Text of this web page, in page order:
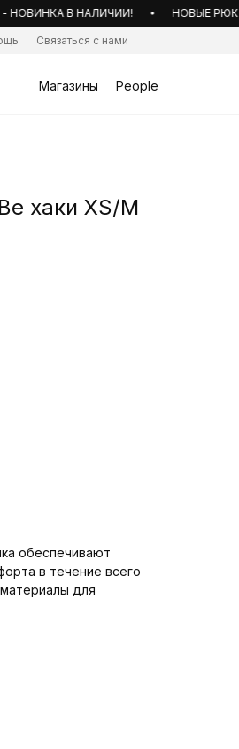
В НАЛИЧИИ! НОВЫЕ
People
Магазины
Связаться с нами
хаки XS/M
обеспечивают
в течение всего
для